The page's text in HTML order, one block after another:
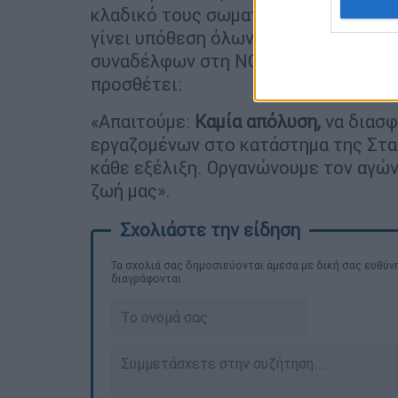
κλαδικό τους σωματείο. Να
γίνει υπόθεση όλων των
συναδέλφων στη NOTOS»,
προσθέτει:
«Απαιτούμε: Καμία απόλυση, να
εργαζομένων στο κατάστημα της
κάθε εξέλιξη. Οργανώνουμε τον
ζωή μας».
Τα σχολιά σας δημοσιεύονται άμεσα με δική σας
διαγράφονται